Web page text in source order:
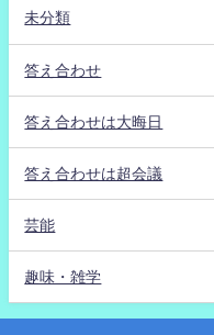
未分類
答え合わせ
答え合わせは大晦日
答え合わせは超会議
芸能
趣味・雑学